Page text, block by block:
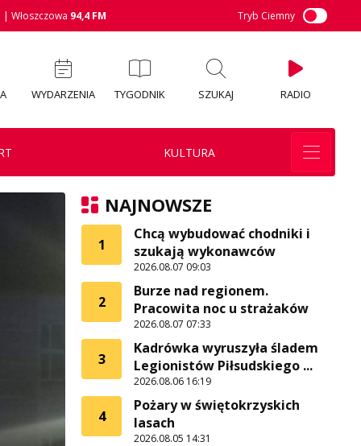
| Włoszczowa 94,4 FM Tryb Ciemny
WYDARZENIA TYGODNIK SZUKAJ RADIO
KULTURA
NAJNOWSZE
1
Chcą wybudować chodniki i
szukają wykonawców
2026.08.07 09:03
2
Burze nad regionem.
Pracowita noc u strażaków
2026.08.07 07:33
3
Kadrówka wyruszyła śladem
Legionistów Piłsudskiego ...
2026.08.06 16:19
4
Pożary w świętokrzyskich
lasach
2026.08.05 14:31